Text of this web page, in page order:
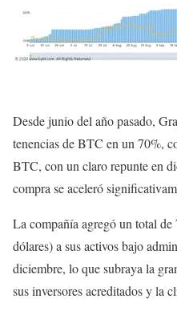
Desde junio del año pasado,
tenencias de BTC en un 70%,
BTC, con un claro repunte en
compra se aceleró
La compañía agregó un total
dólares) a sus activos bajo
diciembre, lo que subraya la
sus inversores acreditados y la